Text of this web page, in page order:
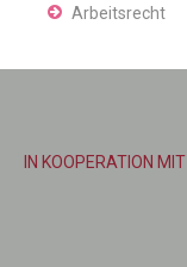
Arbeitsrecht
IN KOOPERATION MIT